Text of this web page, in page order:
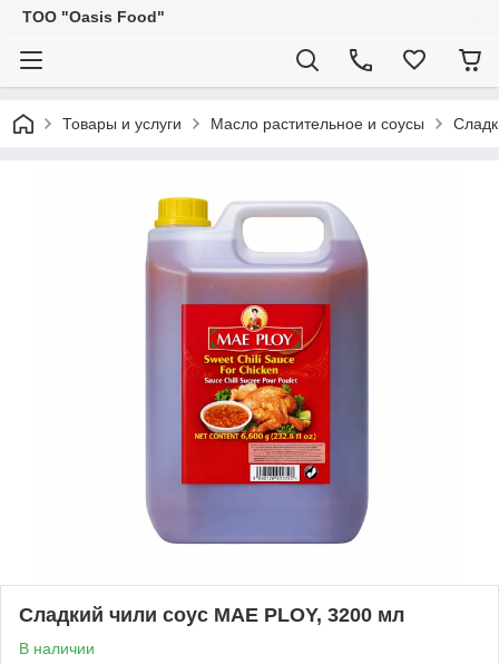
ТОО "Oasis Food"
Товары и услуги Масло растительное и соусы
Сладкий чили соус MAE PLOY, 3200 мл
В наличии